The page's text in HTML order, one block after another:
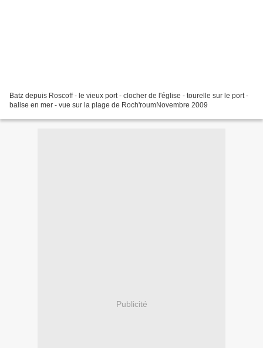
Batz depuis Roscoff - le vieux port - clocher de l'église - tourelle sur le port -
balise en mer - vue sur la plage de Roch'roumNovembre 2009
Publicité